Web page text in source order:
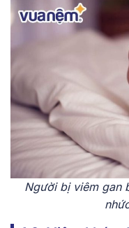
Người bị viêm gan